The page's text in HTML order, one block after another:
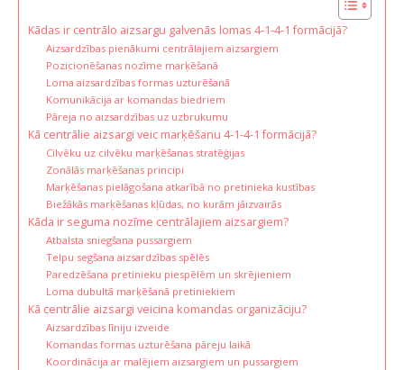
Kādas ir centrālo aizsargu galvenās lomas 4-1-4-1 formācijā?
Aizsardzības pienākumi centrālajiem aizsargiem
Pozicionēšanas nozīme marķēšanā
Loma aizsardzības formas uzturēšanā
Komunikācija ar komandas biedriem
Pāreja no aizsardzības uz uzbrukumu
Kā centrālie aizsargi veic marķēšanu 4-1-4-1 formācijā?
Cilvēku uz cilvēku marķēšanas stratēģijas
Zonālās marķēšanas principi
Marķēšanas pielāgošana atkarībā no pretinieka kustības
Biežākās marķēšanas kļūdas, no kurām jāizvairās
Kāda ir seguma nozīme centrālajiem aizsargiem?
Atbalsta sniegšana pussargiem
Telpu segšana aizsardzības spēlēs
Paredzēšana pretinieku piespēlēm un skrējieniem
Loma dubultā marķēšanā pretiniekiem
Kā centrālie aizsargi veicina komandas organizāciju?
Aizsardzības līniju izveide
Komandas formas uzturēšana pāreju laikā
Koordinācija ar malējiem aizsargiem un pussargiem